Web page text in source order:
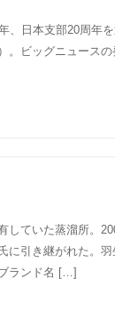
、日本支部20周年
。ビッグニュース
していた蒸溜所。
に引き継がれた。
ランド名 […]